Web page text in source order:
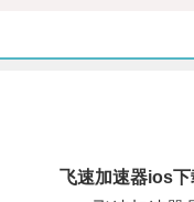
飞速加速器ios下